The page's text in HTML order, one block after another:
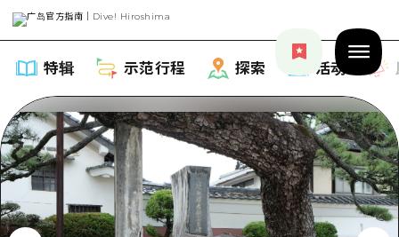
特辑 示范行程 探索 活动
特辑